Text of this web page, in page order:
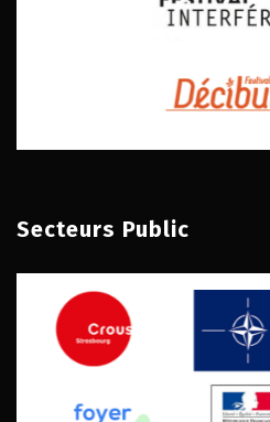
Secteurs Public